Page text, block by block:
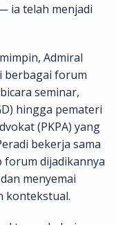
ia telah menjadi
Admiral
berbagai forum
seminar,
hingga pemateri
(PKPA) yang
bekerja sama
forum dijadikannya
menyemai
kontekstual.